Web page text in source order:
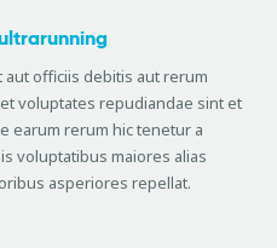
officiis debitis aut rerum
voluptates repudiandae sint et
earum rerum hic tenetur a
voluptatibus maiores alias
asperiores repellat.